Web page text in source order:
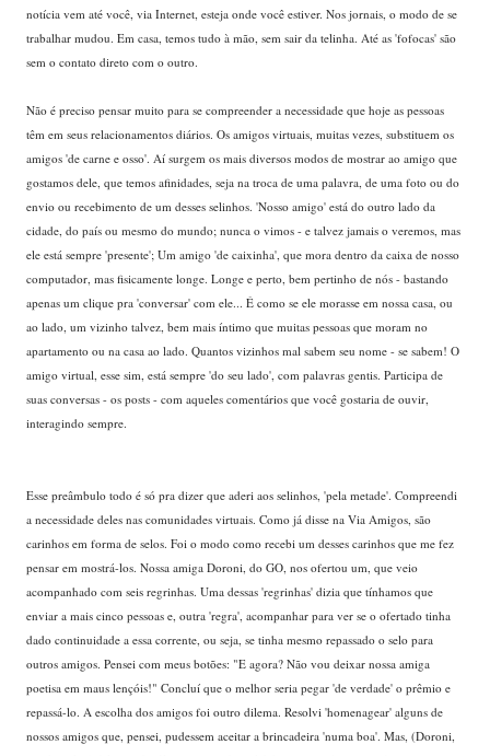
notícia vem até você, via Internet, esteja onde você estiver. Nos jornais, o modo de se
trabalhar mudou. Em casa, temos tudo à mão, sem sair da telinha. Até as 'fofocas' são
sem o contato direto com o outro.
Não é preciso pensar muito para se compreender a necessidade que hoje as pessoas
têm em seus relacionamentos diários. Os amigos virtuais, muitas vezes, substituem os
amigos 'de carne e osso'. Aí surgem os mais diversos modos de mostrar ao amigo que
gostamos dele, que temos afinidades, seja na troca de uma palavra, de uma foto ou do
envio ou recebimento de um desses selinhos. 'Nosso amigo' está do outro lado da
cidade, do país ou mesmo do mundo; nunca o vimos - e talvez jamais o veremos, mas
ele está sempre 'presente'; Um amigo 'de caixinha', que mora dentro da caixa de nosso
computador, mas fisicamente longe. Longe e perto, bem pertinho de nós - bastando
apenas um clique pra 'conversar' com ele... É como se ele morasse em nossa casa, ou
ao lado, um vizinho talvez, bem mais íntimo que muitas pessoas que moram no
apartamento ou na casa ao lado. Quantos vizinhos mal sabem seu nome - se sabem! O
amigo virtual, esse sim, está sempre 'do seu lado', com palavras gentis. Participa de
suas conversas - os posts - com aqueles comentários que você gostaria de ouvir,
interagindo sempre.
Esse preâmbulo todo é só pra dizer que aderi aos selinhos, 'pela metade'. Compreendi
a necessidade deles nas comunidades virtuais. Como já disse na Via Amigos, são
carinhos em forma de selos. Foi o modo como recebi um desses carinhos que me fez
pensar em mostrá-los. Nossa amiga Doroni, do GO, nos ofertou um, que veio
acompanhado com seis regrinhas. Uma dessas 'regrinhas' dizia que tínhamos que
enviar a mais cinco pessoas e, outra 'regra', acompanhar para ver se o ofertado tinha
dado continuidade a essa corrente, ou seja, se tinha mesmo repassado o selo para
outros amigos. Pensei com meus botões: "E agora? Não vou deixar nossa amiga
poetisa em maus lençóis!" Concluí que o melhor seria pegar 'de verdade' o prêmio e
repassá-lo. A escolha dos amigos foi outro dilema. Resolvi 'homenagear' alguns de
nossos amigos que, pensei, pudessem aceitar a brincadeira 'numa boa'. Mas, (Doroni,